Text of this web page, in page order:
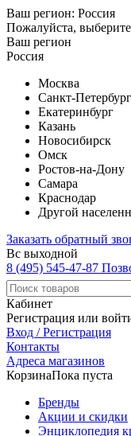
Ваш регион: Россия
Пожалуйста, выберите
Ваш регион
Россия
Москва
Санкт-Петербург
Екатеринбург
Казань
Новосибирск
Омск
Ростов-на-Дону
Самара
Краснодар
Другой
Заказать обратный
Вс выходной
8 (495) 545-47-87
Кабинет
Регистрация или
Вход / Регистрация
Контакты
Адреса магазинов
КорзинаПока пуста
Бренды
Акции и скидки
Энциклопедия